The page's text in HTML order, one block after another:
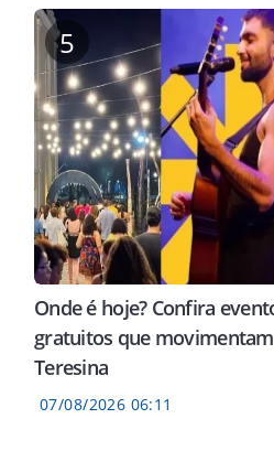
5
Onde é hoje? Confira
gratuitos que
Teresina
07/08/2026 06:11